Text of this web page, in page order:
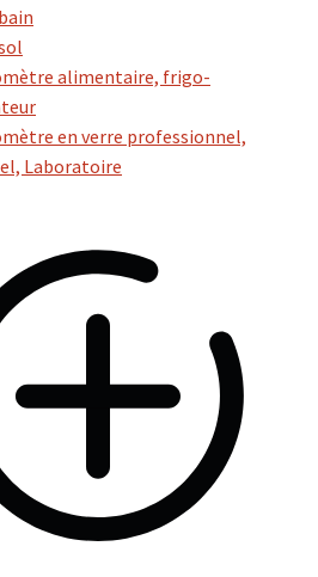
alimentaire, frigo-
en verre professionnel,
Laboratoire